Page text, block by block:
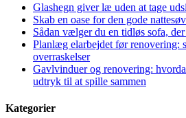
Glashegn giver læ uden at tage
Skab en oase for den gode
Sådan vælger du en tidløs sofa,
Planlæg elarbejdet før renovering:
overraskelser
Gavlvinduer og renovering:
udtryk til at spille sammen
Kategorier